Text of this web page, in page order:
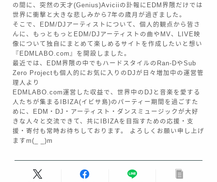
の間に、突然の天才(Genius)Aviciiの訃報にEDM界隈だけでは
世界に衝撃と大きな悲しみから7年の歳月が過ぎました。
そこで、EDM/DJアーティストについて、個人的観点から皆さ
んに、もっともっとEDM/DJアーティストの曲やMV、LIVE映
像について独自にまとめて楽しめるサイトを作成したいと想い
『EDMLABO.com』を開設しました。
最近では、EDM界隈の中でもハードスタイルのRan-DやSub
Zero Projectも個人的にお気に入りのDJが日々増加中の運営管
理人より
EDMLABO.com運営した収益で、世界中のDJと音楽を愛する
人たちが集まるIBIZA(イビサ島)のパーティー期間を過ごすた
めに、EDM・DJ・アーティスト・ダンスミュージックが大好
きな人々と交流できて、共にIBIZAを目指すための応援・支
援・寄付も常時お待ちしております。 よろしくお願い申し上げ
ますm(_ _)m